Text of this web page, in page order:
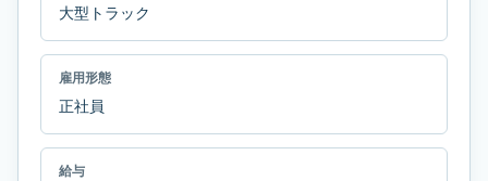
大型トラック
雇用形態
正社員
給与